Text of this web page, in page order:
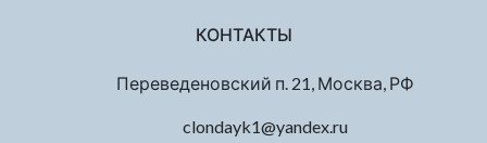
КОНТАКТЫ
Переведеновский п. 21, Москва, РФ
clondayk1@yandex.ru